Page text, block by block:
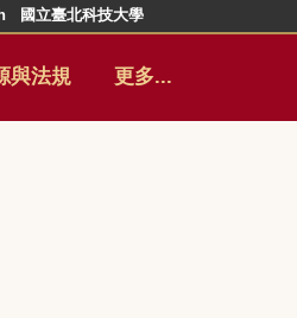
國立臺北科技大學
與法規 更多...